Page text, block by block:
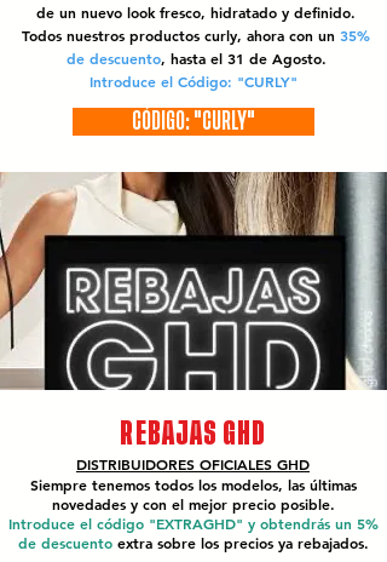
de un nuevo look fresco, hidratado y definido.
Todos nuestros productos curly, ahora con un 35%
de descuento, hasta el 31 de Agosto.
Introduce el Código: "CURLY"
CÓDIGO: "CURLY"
REBAJAS GHD
DISTRIBUIDORES OFICIALES GHD
Siempre tenemos todos los modelos, las últimas
novedades y con el mejor precio posible.
Introduce el código "EXTRAGHD" y obtendrás un 5%
de descuento extra sobre los precios ya rebajados.